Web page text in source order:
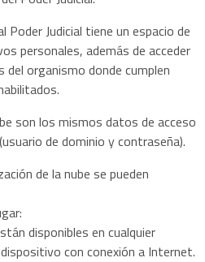
Poder Judicial tiene un espacio de
personales, además de acceder
organismo donde cumplen
son los mismos datos de acceso
de dominio y contraseña).
de la nube se pueden
disponibles en cualquier
con conexión a Internet.